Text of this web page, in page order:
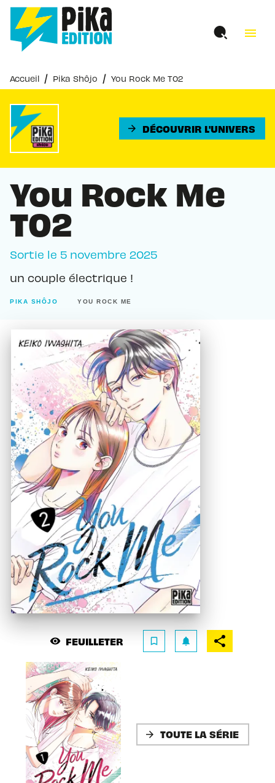
MENU RECHERCHE
PIED DE PAGE
menu
Accueil / Pika Shôjo / You Rock Me T02
arrow_forward DÉCOUVRIR L'UNIVERS
You Rock Me
T02
Sortie le 5 novembre 2025
un couple électrique !
PIKA SHÔJO YOU ROCK ME
visibility FEUILLETER bookmark_border notifications
arrow_forward TOUTE LA SÉRIE